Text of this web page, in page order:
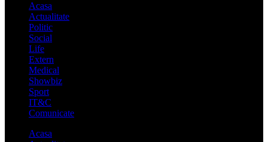
Acasa
Actualitate
Politic
Social
Life
Extern
Medical
Showbiz
Sport
IT&C
Comunicate
Acasa